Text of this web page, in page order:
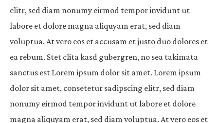
elitr, sed diam nonumy eirmod tempor invidunt ut
labore et dolore magna aliquyam erat, sed diam
voluptua. At vero eos et accusam et justo duo dolores et
ea rebum. Stet clita kasd gubergren, no sea takimata
sanctus est Lorem ipsum dolor sit amet. Lorem ipsum
dolor sit amet, consetetur sadipscing elitr, sed diam
nonumy eirmod tempor invidunt ut labore et dolore
magna aliquyam erat, sed diam voluptua. At vero eos et